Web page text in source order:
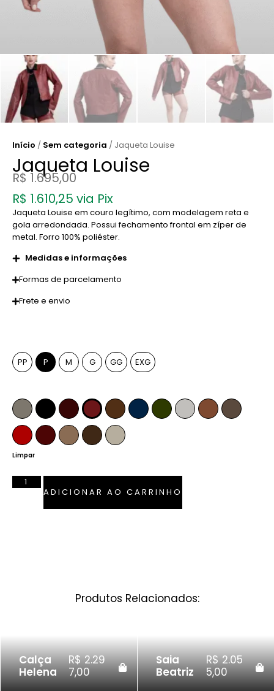
Início / Sem categoria / Jaqueta Louise
Jaqueta Louise
R$1.695,00
R$ 1.610,25 via Pix
Jaqueta Louise em couro legítimo, com modelagem reta e
gola arredondada. Possui fechamento frontal em zíper de
metal. Forro 100% poliéster.
Medidas e informações
Formas de parcelamento
Frete e envio
PP
P M G GG EXG
Fendi Preto Pinhão MarsalaWhiskeyAzul MarinhoVerde Musgo
Off-WhiteCarameloAnelina
Vermelho Ferrari
Bordô Camel Tabaco Pérola
Limpar
ADICIONAR AO CARRINHO
Produtos Relacionados:
Calça
Helena
R$2.29
7,00
Saia
Beatriz
R$2.05
5,00